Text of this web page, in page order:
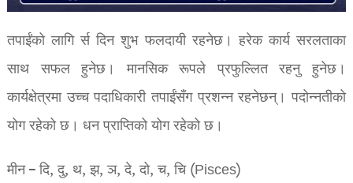
तपाईंको लागि र्स दिन शुभ फलदायी रहनेछ। हरेक कार्य सरलताका
साथ सफल हुनेछ। मानसिक रूपले प्रफुल्लित रहनु हुनेछ।
कार्यक्षेत्रमा उच्च पदाधिकारी तपाईंसँग प्रशन्न रहनेछन्। पदोन्नतीको
योग रहेको छ। धन प्राप्तिको योग रहेको छ।
मीन – दि, दु, थ, झ, ञ, दे, दो, च, चि (Pisces)